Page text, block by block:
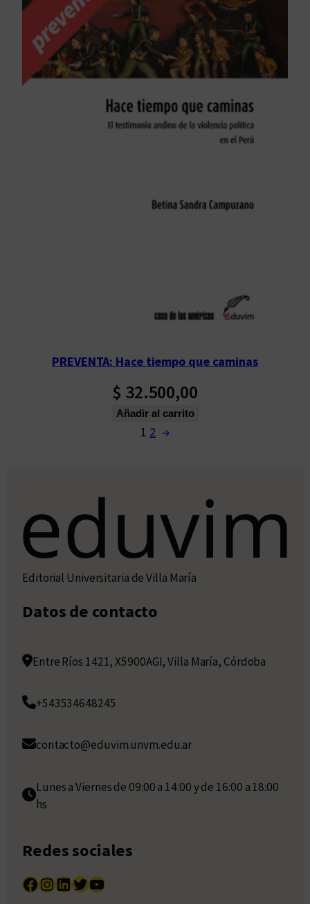
PREVENTA: Hace tiempo que caminas
$ 32.500,00
Añadir al carrito
1 2 →
Editorial Universitaria de Villa María
Datos de contacto
Entre Ríos 1421, X5900AGI, Villa María, Córdoba
+543534648245
contacto@eduvim.unvm.edu.ar
Lunes a Viernes de 09:00 a 14:00 y de 16:00 a 18:00
hs
Redes sociales
Facebook InstagramLinkedIn Twitter YouTube